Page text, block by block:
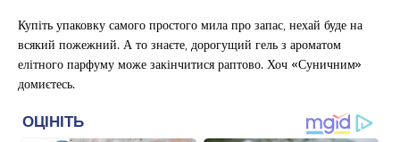
Купіть упаковку самого простого мила про запас, нехай буде на
всякий пожежний. А то знаєте, дорогущий гель з ароматом
елітного парфуму може закінчитися раптово. Хоч «Суничним»
домиєтесь.